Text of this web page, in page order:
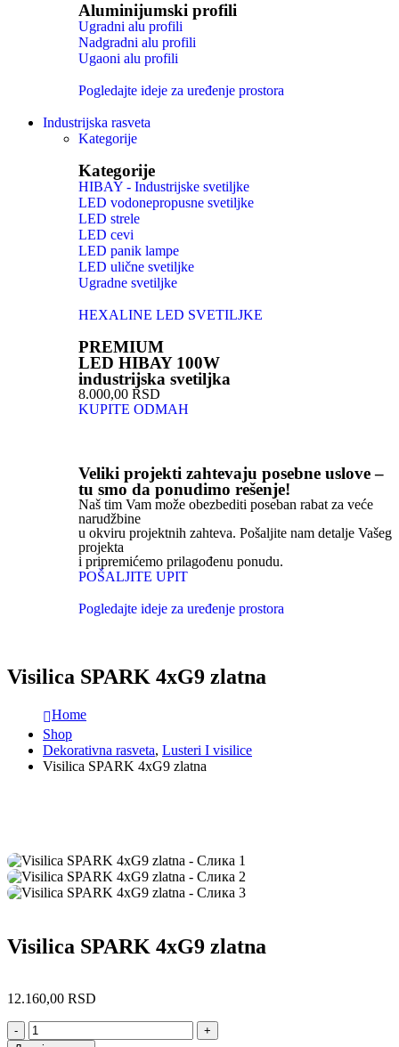
Aluminijumski profili
Ugradni alu profili
Nadgradni alu profili
Ugaoni alu profili
Pogledajte ideje za uređenje prostora
Industrijska rasveta
Kategorije
Kategorije
HIBAY - Industrijske svetiljke
LED vodonepropusne svetiljke
LED strele
LED cevi
LED panik lampe
LED ulične svetiljke
Ugradne svetiljke
HEXALINE LED SVETILJKE
PREMIUM
LED HIBAY 100W
industrijska svetiljka
8.000,00 RSD
KUPITE ODMAH
Veliki projekti zahtevaju posebne uslove –
tu smo da ponudimo rešenje!
Naš tim Vam može obezbediti poseban rabat za veće
narudžbine
u okviru projektnih zahteva. Pošaljite nam detalje Vašeg
projekta
i pripremićemo prilagođenu ponudu.
POŠALJITE UPIT
Pogledajte ideje za uređenje prostora
Visilica SPARK 4xG9 zlatna
Home
Shop
Dekorativna rasveta, Lusteri I visilice
Visilica SPARK 4xG9 zlatna
Visilica SPARK 4xG9 zlatna
12.160,00 RSD
-
+